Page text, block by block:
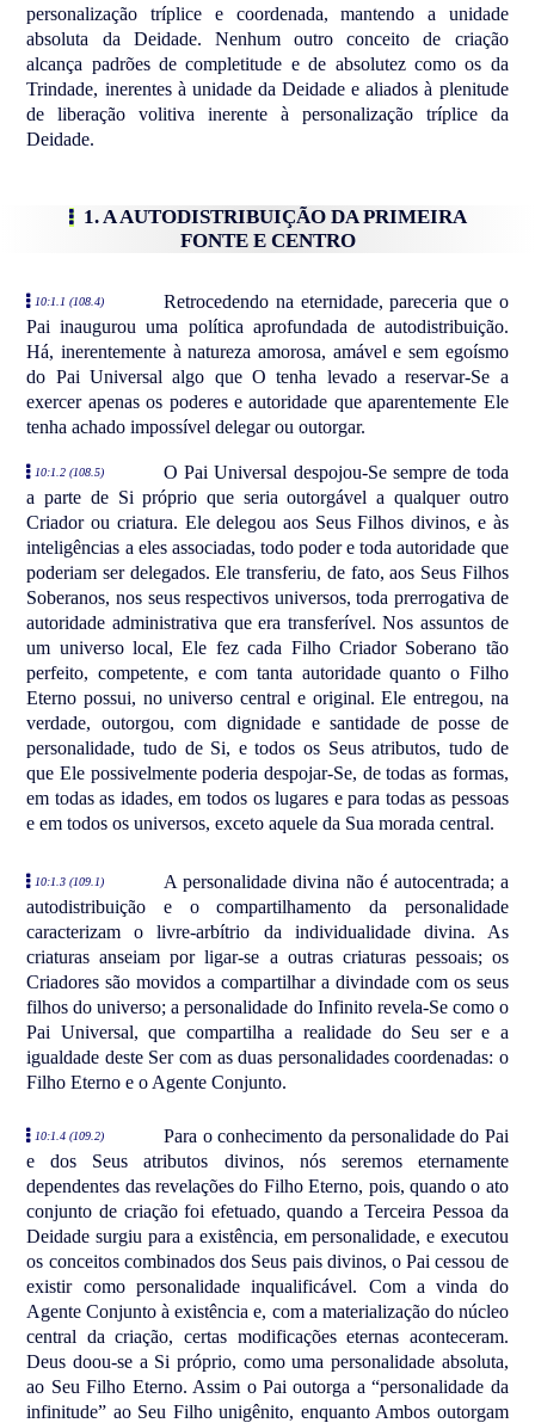
personalização tríplice e coordenada, mantendo a unidade
absoluta da Deidade. Nenhum outro conceito de criação
alcança padrões de completitude e de absolutez como os da
Trindade, inerentes à unidade da Deidade e aliados à plenitude
de liberação volitiva inerente à personalização tríplice da
Deidade.
1. A AUTODISTRIBUIÇÃO DA PRIMEIRA
FONTE E CENTRO
10:1.1 (108.4)
Retrocedendo na eternidade, pareceria que o
Pai inaugurou uma política aprofundada de autodistribuição.
Há, inerentemente à natureza amorosa, amável e sem egoísmo
do Pai Universal algo que O tenha levado a reservar-Se a
exercer apenas os poderes e autoridade que aparentemente Ele
tenha achado impossível delegar ou outorgar.
10:1.2 (108.5)
O Pai Universal despojou-Se sempre de toda
a parte de Si próprio que seria outorgável a qualquer outro
Criador ou criatura. Ele delegou aos Seus Filhos divinos, e às
inteligências a eles associadas, todo poder e toda autoridade que
poderiam ser delegados. Ele transferiu, de fato, aos Seus Filhos
Soberanos, nos seus respectivos universos, toda prerrogativa de
autoridade administrativa que era transferível. Nos assuntos de
um universo local, Ele fez cada Filho Criador Soberano tão
perfeito, competente, e com tanta autoridade quanto o Filho
Eterno possui, no universo central e original. Ele entregou, na
verdade, outorgou, com dignidade e santidade de posse de
personalidade, tudo de Si, e todos os Seus atributos, tudo de
que Ele possivelmente poderia despojar-Se, de todas as formas,
em todas as idades, em todos os lugares e para todas as pessoas
e em todos os universos, exceto aquele da Sua morada central.
10:1.3 (109.1)
A personalidade divina não é autocentrada; a
autodistribuição e o compartilhamento da personalidade
caracterizam o livre-arbítrio da individualidade divina. As
criaturas anseiam por ligar-se a outras criaturas pessoais; os
Criadores são movidos a compartilhar a divindade com os seus
filhos do universo; a personalidade do Infinito revela-Se como o
Pai Universal, que compartilha a realidade do Seu ser e a
igualdade deste Ser com as duas personalidades coordenadas: o
Filho Eterno e o Agente Conjunto.
10:1.4 (109.2)
Para o conhecimento da personalidade do Pai
e dos Seus atributos divinos, nós seremos eternamente
dependentes das revelações do Filho Eterno, pois, quando o ato
conjunto de criação foi efetuado, quando a Terceira Pessoa da
Deidade surgiu para a existência, em personalidade, e executou
os conceitos combinados dos Seus pais divinos, o Pai cessou de
existir como personalidade inqualificável. Com a vinda do
Agente Conjunto à existência e, com a materialização do núcleo
central da criação, certas modificações eternas aconteceram.
Deus doou-se a Si próprio, como uma personalidade absoluta,
ao Seu Filho Eterno. Assim o Pai outorga a “personalidade da
infinitude” ao Seu Filho unigênito, enquanto Ambos outorgam